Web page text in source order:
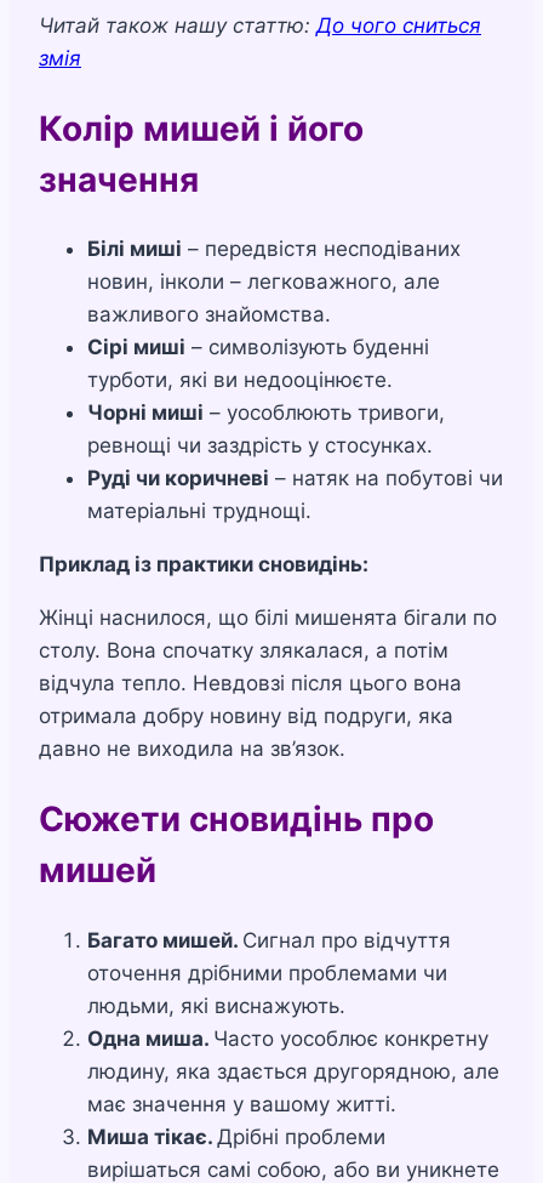
Читай також нашу статтю: До чого сниться
змія
Колір мишей і його
значення
Білі миші – передвістя несподіваних
новин, інколи – легковажного, але
важливого знайомства.
Сірі миші – символізують буденні
турботи, які ви недооцінюєте.
Чорні миші – уособлюють тривоги,
ревнощі чи заздрість у стосунках.
Руді чи коричневі – натяк на побутові чи
матеріальні труднощі.
Приклад із практики сновидінь:
Жінці наснилося, що білі мишенята бігали по
столу. Вона спочатку злякалася, а потім
відчула тепло. Невдовзі після цього вона
отримала добру новину від подруги, яка
давно не виходила на зв’язок.
Сюжети сновидінь про
мишей
Багато мишей. Сигнал про відчуття
оточення дрібними проблемами чи
людьми, які виснажують.
Одна миша. Часто уособлює конкретну
людину, яка здається другорядною, але
має значення у вашому житті.
Миша тікає. Дрібні проблеми
вирішаться самі собою, або ви уникнете